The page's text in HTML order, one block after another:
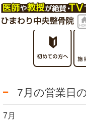
7月の営業日
7月